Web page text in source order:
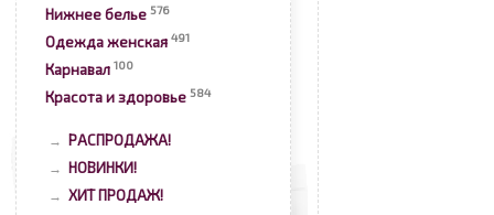
Нижнее белье 576
Одежда женская 491
Карнавал 100
Красота и здоровье 584
→ РАСПРОДАЖА!
→ НОВИНКИ!
→ ХИТ ПРОДАЖ!